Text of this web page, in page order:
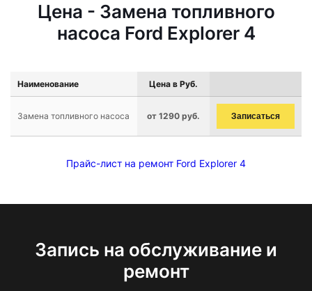
Цена - Замена топливного
насоса Ford Explorer 4
Наименование Цена в Руб.
Замена топливного насоса от 1290 руб. Записаться
Прайс-лист на ремонт Ford Explorer 4
Запись на обслуживание и
ремонт